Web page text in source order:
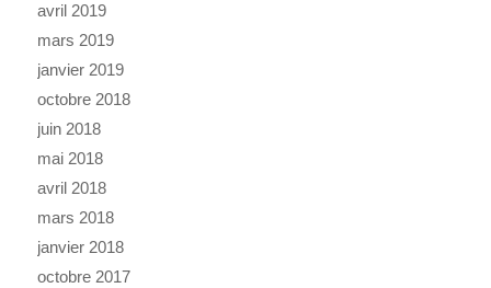
avril 2019
mars 2019
janvier 2019
octobre 2018
juin 2018
mai 2018
avril 2018
mars 2018
janvier 2018
octobre 2017